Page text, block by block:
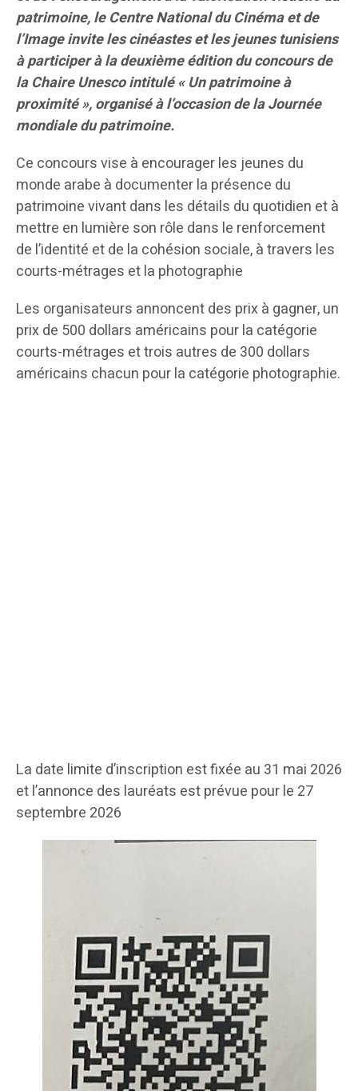
patrimoine, le Centre National du Cinéma et de
l’Image invite les cinéastes et les jeunes tunisiens
à participer à la deuxième édition du concours de
la Chaire Unesco intitulé « Un patrimoine à
proximité », organisé à l’occasion de la Journée
mondiale du patrimoine.
Ce concours vise à encourager les jeunes du
monde arabe à documenter la présence du
patrimoine vivant dans les détails du quotidien et à
mettre en lumière son rôle dans le renforcement
de l’identité et de la cohésion sociale, à travers les
courts-métrages et la photographie
Les organisateurs annoncent des prix à gagner, un
prix de 500 dollars américains pour la catégorie
courts-métrages et trois autres de 300 dollars
américains chacun pour la catégorie photographie.
La date limite d’inscription est fixée au 31 mai 2026
et l’annonce des lauréats est prévue pour le 27
septembre 2026